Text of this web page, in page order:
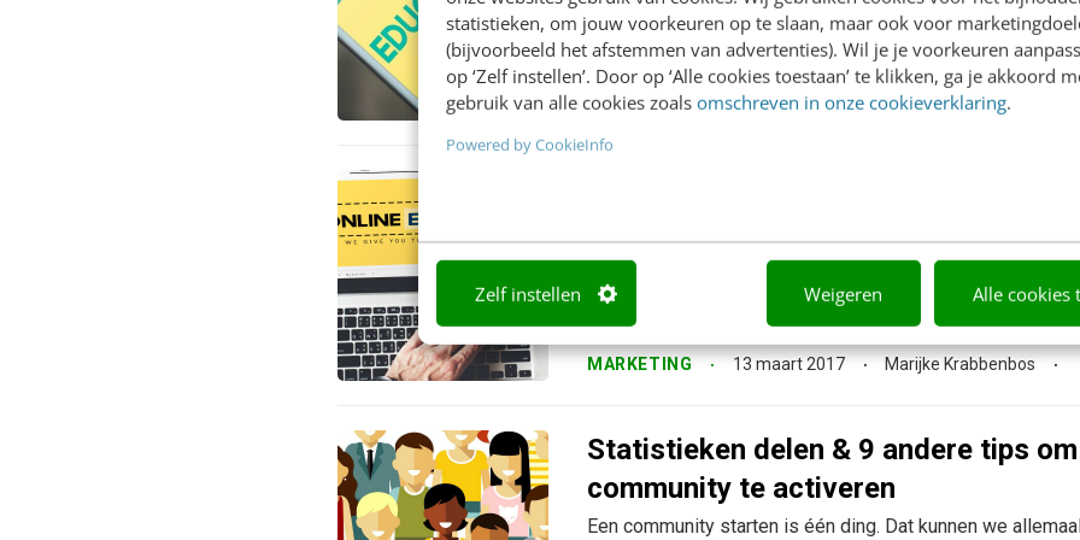
statistieken, om jouw voorkeuren op te slaan, maar ook voor
(bijvoorbeeld het afstemmen van advertenties). Wil je je voorkeuren
op ‘Zelf instellen’. Door op ‘Alle cookies toestaan’ te klikken, ga je akkoord
gebruik van alle cookies zoals omschreven in onze cookieverklaring.
Powered by CookieInfo
Zelf instellen Weigeren Alle cookies
afgerond blijf je jezelf altijd ontwikkelen. Bewust en
technologie kan dat tegenwoordig op verschillende
MARKETING 20 maart 2017 Marijke Krabbenbos
Een leven lang leren: 4 nieuwe
Als professional weet je dat er na je studie nog een leven
Leren houdt niet op na je schooltijd. Enerzijds omdat je
sneller ontwikkelt, en anderzijds omdat je ook...
MARKETING 13 maart 2017 Marijke Krabbenbos
Statistieken delen & 9 andere tips
community te activeren
Een community starten is één ding. Dat kunnen we